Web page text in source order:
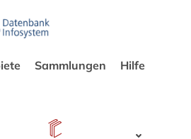
Sammlungen Hilfe